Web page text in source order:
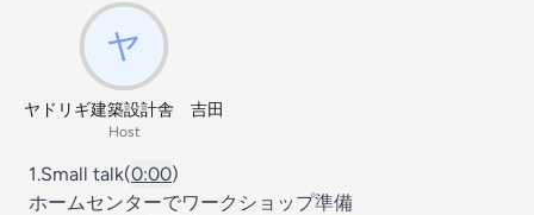
ヤドリギ建築設計舎 吉田
Host
1.Small talk(0:00)
ホームセンターでワークショップ準備